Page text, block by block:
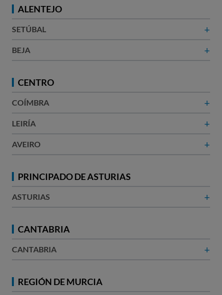
ALENTEJO
SETÚBAL +
BEJA +
CENTRO
COÍMBRA +
LEIRÍA +
AVEIRO +
PRINCIPADO DE ASTURIAS
ASTURIAS +
CANTABRIA
CANTABRIA +
REGIÓN DE MURCIA